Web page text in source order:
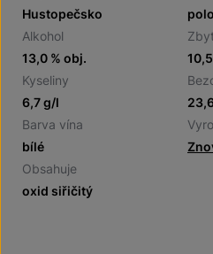
Hustopečsko
Alkohol
13,0 % obj.
Kyseliny
6,7 g/l
Barva vína
bílé
Obsahuje
oxid siřičitý